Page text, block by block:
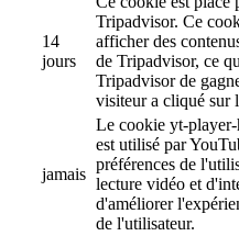
14
jours
Tripadvisor. Ce
afficher des
de Tripadvisor, ce
Tripadvisor de
visiteur a cliqué sur
jamais
Le cookie yt-player-
est utilisé par
préférences de
lecture vidéo et
d'améliorer
de l'utilisateur.